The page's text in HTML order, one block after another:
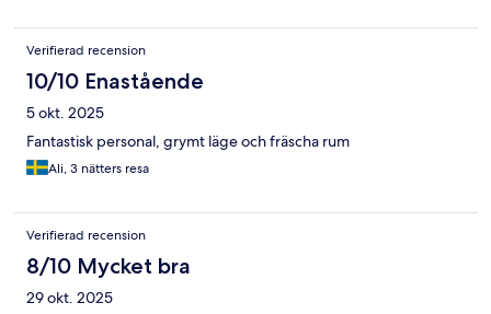
Verifierad recension
10/10 Enastående
5 okt. 2025
Fantastisk personal, grymt läge och fräscha rum
Ali, 3 nätters resa
Verifierad recension
8/10 Mycket bra
29 okt. 2025